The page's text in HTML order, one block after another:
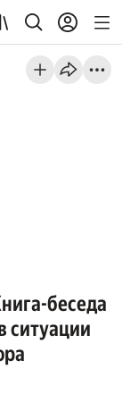
беседа
ситуации